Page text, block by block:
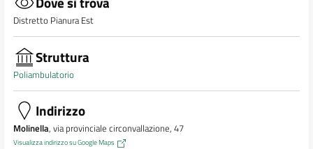
Distretto Pianura Est
Struttura
Poliambulatorio
Indirizzo
Molinella, via provinciale circonvallazione, 47
Visualizza indirizzo su Google Maps